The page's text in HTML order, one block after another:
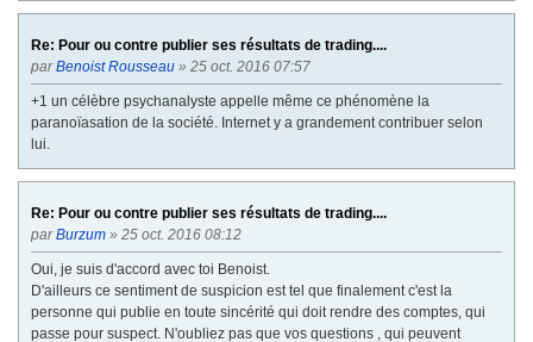
Re: Pour ou contre publier ses résultats de trading....
parBenoist Rousseau » 25 oct. 2016 07:57
+1 un célèbre psychanalyste appelle même ce phénomène la
paranoïasation de la société. Internet y a grandement contribuer selon
lui.
Re: Pour ou contre publier ses résultats de trading....
parBurzum » 25 oct. 2016 08:12
Oui, je suis d'accord avec toi Benoist.
D'ailleurs ce sentiment de suspicion est tel que finalement c'est la
personne qui publie en toute sincérité qui doit rendre des comptes, qui
passe pour suspect. N'oubliez pas que vos questions , qui peuvent